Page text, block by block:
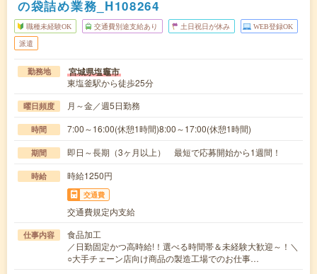
の袋詰め業務_H108264
職種未経験OK 交通費別途支給あり 土日祝日が休み WEB登録OK
派遣
勤務地 宮城県塩竈市
東塩釜駅から徒歩25分
曜日頻度 月～金／週5日勤務
時間 7:00～16:00(休憩1時間)8:00～17:00(休憩1時間)
期間 即日～長期（3ヶ月以上） 最短で応募開始から1週間！
時給 時給1250円
交通費
交通費規定内支給
仕事内容
食品加工
／日勤固定かつ高時給!！選べる時間帯＆未経験大歓迎～！＼
○大手チェーン店向け商品の製造工場でのお仕事…